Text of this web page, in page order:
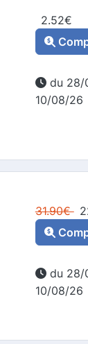
2.52€
du 28/
10/08/26
31.90€
du 28/
10/08/26